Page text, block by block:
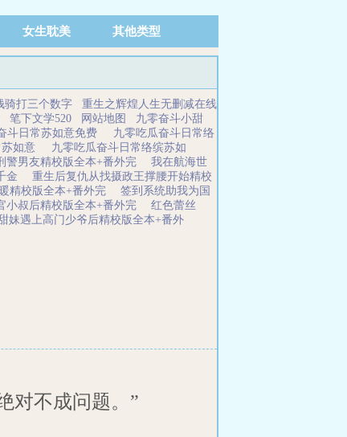
女生耽美 其他类型
骑打三个数字
重生之辉煌人生无删减在线
笔下文学520 网站地图
九零奋斗小甜
斗日常苏如意免费
九零吃瓜奋斗日常络
如意
九零吃瓜奋斗日常络缤苏如
警男友精校版全本+番外完
我在航海世
金
重生后复仇从找摄政王撑腰开始精校
精校版全本+番外完
签到系统助我为国
小叔后精校版全本+番外完
红色蕾丝
妹遇上高门少爷后精校版全本+番外
对不成问题。”